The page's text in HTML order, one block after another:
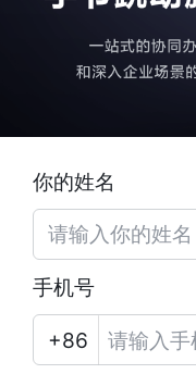
你的姓名
手机号